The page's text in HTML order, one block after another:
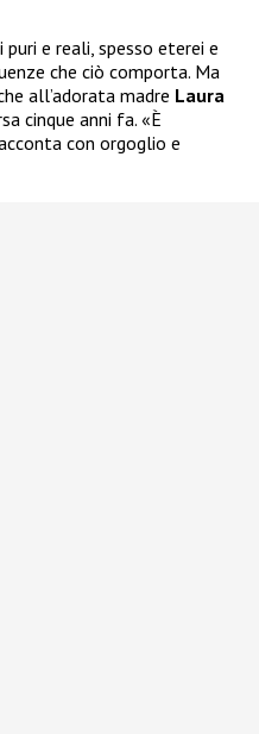
e reali, spesso eterei e
che ciò comporta. Ma
all’adorata madre Laura
cinque anni fa. «È
con orgoglio e